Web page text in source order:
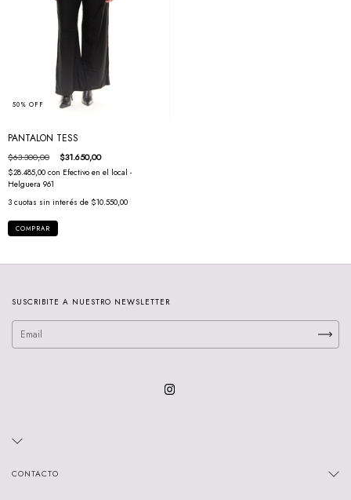
50% OFF
PANTALON TESS
$63.300,00 $31.650,00
$28.485,00 con Efectivo en el local -
Helguera 961
3 cuotas sin interés de $10.550,00
COMPRAR
SUSCRIBITE A NUESTRO NEWSLETTER
CONTACTO